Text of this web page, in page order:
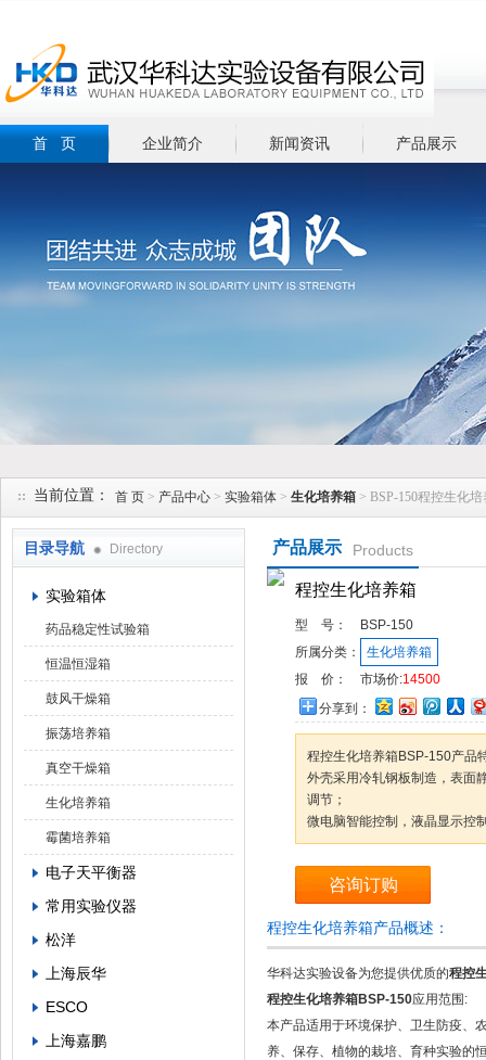
首 页 企业简介 新闻资讯 产品展示
当前位置： 首 页 > 产品中心 > 实验箱体 > 生化培养箱 > BSP-150程控生化
目录导航 Directory
实验箱体
药品稳定性试验箱
恒温恒湿箱
鼓风干燥箱
振荡培养箱
真空干燥箱
生化培养箱
霉菌培养箱
电子天平衡器
常用实验仪器
松洋
上海辰华
ESCO
上海嘉鹏
产品展示 Products
程控生化培养箱
型 号：
BSP-150
所属分类：
生化培养箱
报 价：
市场价:14500
分享到：
程控生化培养箱BSP-150产品
外壳采用冷轧钢板制造，表面
调节；
微电脑智能控制，液晶显示控
咨询订购
程控生化培养箱产品概述：
华科达实验设备为您提供优质的程控
程控生化培养箱BSP-150应用范围:
本产品适用于环境保护、卫生防疫、
养、保存、植物的栽培、育种实验的